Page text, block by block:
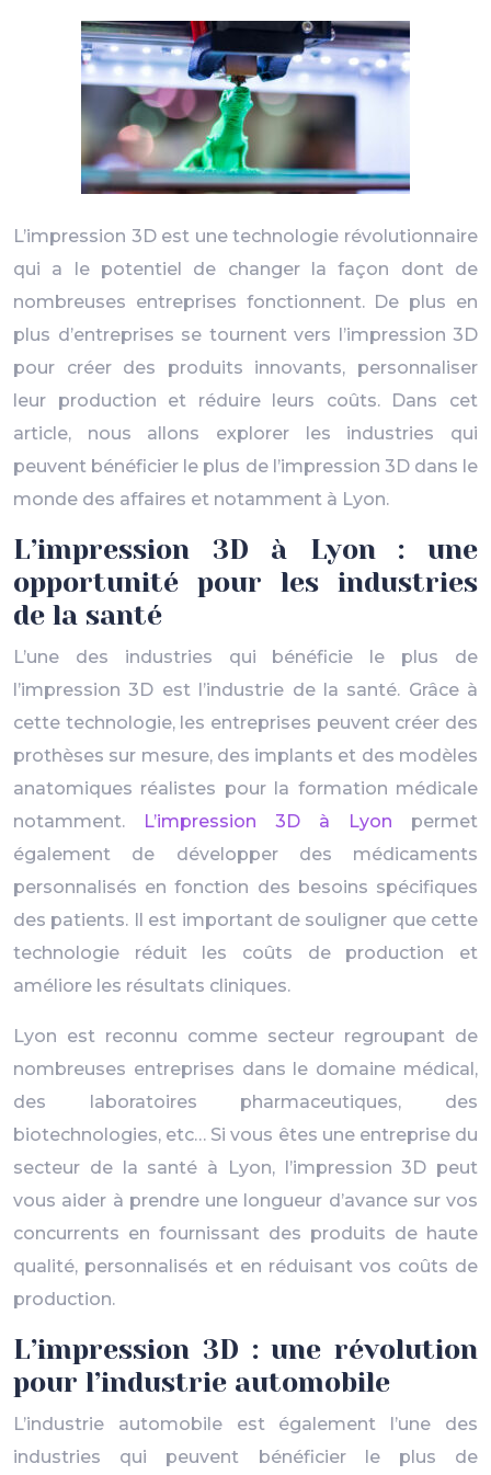
L’impression 3D est une technologie révolutionnaire
qui a le potentiel de changer la façon dont de
nombreuses entreprises fonctionnent. De plus en
plus d’entreprises se tournent vers l’impression 3D
pour créer des produits innovants, personnaliser
leur production et réduire leurs coûts. Dans cet
article, nous allons explorer les industries qui
peuvent bénéficier le plus de l’impression 3D dans le
monde des affaires et notamment à Lyon.
L’impression 3D à Lyon : une
opportunité pour les industries
de la santé
L’une des industries qui bénéficie le plus de
l’impression 3D est l’industrie de la santé. Grâce à
cette technologie, les entreprises peuvent créer des
prothèses sur mesure, des implants et des modèles
anatomiques réalistes pour la formation médicale
notamment.
L’impression 3D à Lyon permet
également de développer des médicaments
personnalisés en fonction des besoins spécifiques
des patients. Il est important de souligner que cette
technologie réduit les coûts de production et
améliore les résultats cliniques.
Lyon est reconnu comme secteur regroupant de
nombreuses entreprises dans le domaine médical,
des laboratoires pharmaceutiques, des
biotechnologies, etc… Si vous êtes une entreprise du
secteur de la santé à Lyon, l’impression 3D peut
vous aider à prendre une longueur d’avance sur vos
concurrents en fournissant des produits de haute
qualité, personnalisés et en réduisant vos coûts de
production.
L’impression 3D : une révolution
pour l’industrie automobile
L’industrie automobile est également l’une des
industries qui peuvent bénéficier le plus de